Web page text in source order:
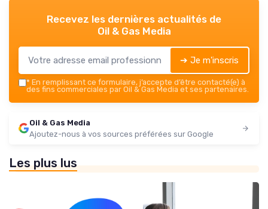
Recevez les dernières actualités de
Oil & Gas Media
➔ Je m'inscris
* En remplissant ce formulaire, j’accepte d’être contacté(e) à
des fins commerciales par Oil & Gas Media et ses partenaires.
Oil & Gas Media
Ajoutez-nous à vos sources préférées sur Google
Les plus lus